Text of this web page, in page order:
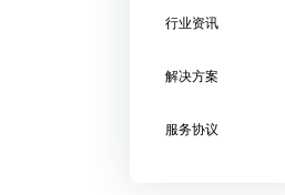
行业资讯
解决方案
服务协议